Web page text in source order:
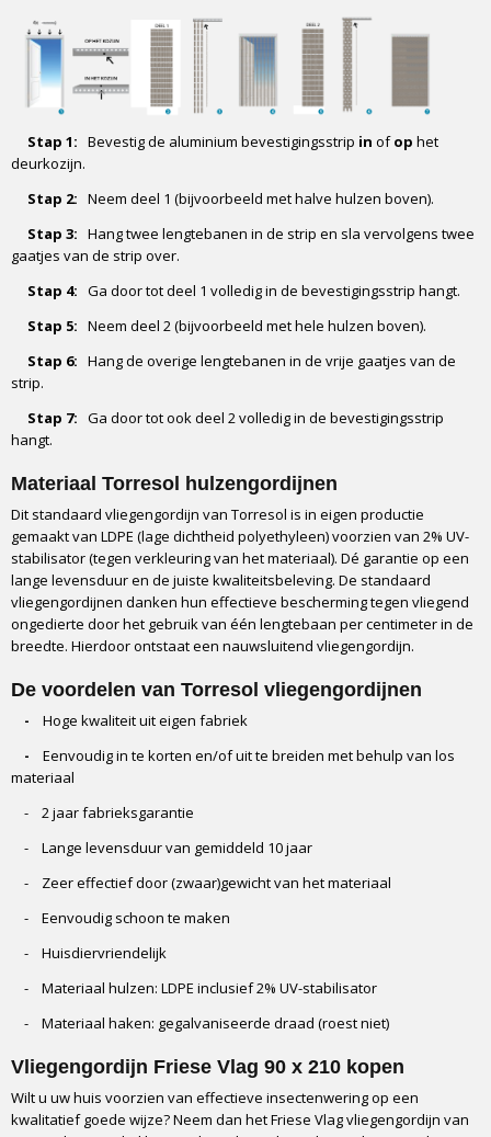
Stap 1: Bevestig de aluminium bevestigingsstrip in ofop het
deurkozijn.
Stap 2: Neem deel 1 (bijvoorbeeld met halve hulzen boven).
Stap 3: Hang twee lengtebanen in de strip en sla vervolgens twee
gaatjes van de strip over.
Stap 4: Ga door tot deel 1 volledig in de bevestigingsstrip hangt.
Stap 5: Neem deel 2 (bijvoorbeeld met hele hulzen boven).
Stap 6: Hang de overige lengtebanen in de vrije gaatjes van de
strip.
Stap 7: Ga door tot ook deel 2 volledig in de bevestigingsstrip
hangt.
Materiaal Torresol hulzengordijnen
Dit standaard vliegengordijn van Torresol is in eigen productie
gemaakt van LDPE (lage dichtheid polyethyleen) voorzien van 2% UV-
stabilisator (tegen verkleuring van het materiaal). Dé garantie op een
lange levensduur en de juiste kwaliteitsbeleving. De standaard
vliegengordijnen danken hun effectieve bescherming tegen vliegend
ongedierte door het gebruik van één lengtebaan per centimeter in de
breedte. Hierdoor ontstaat een nauwsluitend vliegengordijn.
De voordelen van Torresol vliegengordijnen
- Hoge kwaliteit uit eigen fabriek
- Eenvoudig in te korten en/of uit te breiden met behulp van los
materiaal
- 2 jaar fabrieksgarantie
- Lange levensduur van gemiddeld 10 jaar
- Zeer effectief door (zwaar)gewicht van het materiaal
- Eenvoudig schoon te maken
- Huisdiervriendelijk
- Materiaal hulzen: LDPE inclusief 2% UV-stabilisator
- Materiaal haken: gegalvaniseerde draad (roest niet)
Vliegengordijn Friese Vlag 90 x 210 kopen
Wilt u uw huis voorzien van effectieve insectenwering op een
kwalitatief goede wijze? Neem dan het Friese Vlag vliegengordijn van